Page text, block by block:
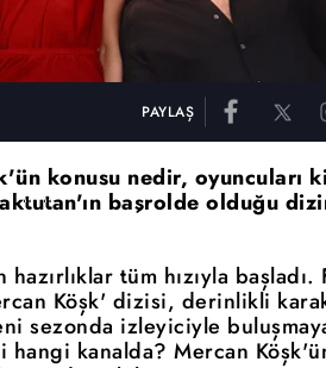
PAYLAŞ
konusu nedir, oyuncuları
başrolde olduğu
tüm hızıyla başladı.
Köşk' dizisi, derinlikli
sezonda izleyiciyle
hangi kanalda? Mercan